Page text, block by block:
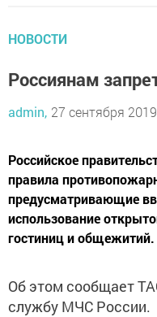
НОВОСТИ
Россиянам
admin, 27 сентября
Российское
правила
предусматривающие
использование
гостиниц и общежитий.
Об этом сообщает
службу МЧС России.